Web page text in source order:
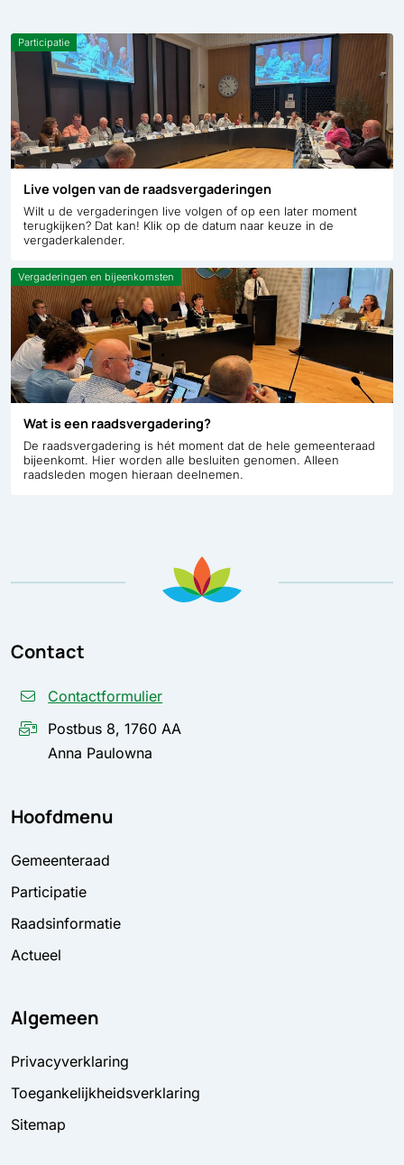
Live volgen van de raadsvergaderingen
Participatie
Wilt u de vergaderingen live volgen of op een later moment
terugkijken? Dat kan! Klik op de datum naar keuze in de
vergaderkalender.
Wat is een raadsvergadering?
Vergaderingen en bijeenkomsten
De raadsvergadering is hét moment dat de hele gemeenteraad
bijeenkomt. Hier worden alle besluiten genomen. Alleen
raadsleden mogen hieraan deelnemen.
Contact
Contactformulier
Postbus 8, 1760 AA
Anna Paulowna
Hoofdmenu
Gemeenteraad
Participatie
Raadsinformatie
Actueel
Algemeen
Privacyverklaring
Toegankelijkheidsverklaring
Sitemap